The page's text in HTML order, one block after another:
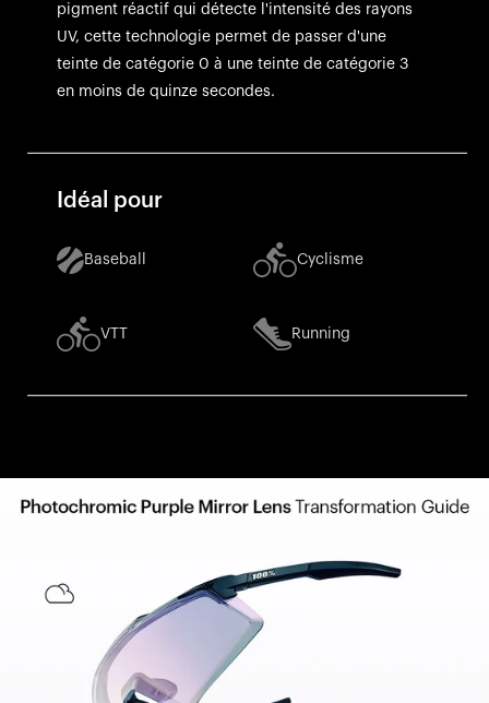
pigment réactif qui détecte l'intensité des rayons
UV, cette technologie permet de passer d'une
teinte de catégorie 0 à une teinte de catégorie 3
en moins de quinze secondes.
Idéal pour
Baseball Cyclisme
VTT Running